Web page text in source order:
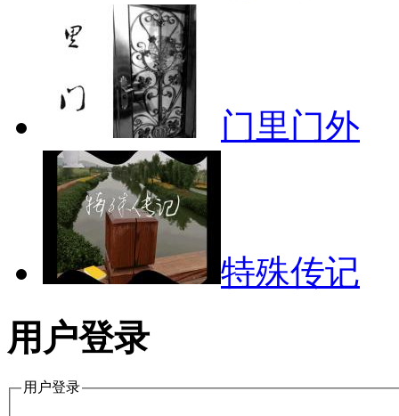
门里门外
特殊传记
用户登录
用户登录